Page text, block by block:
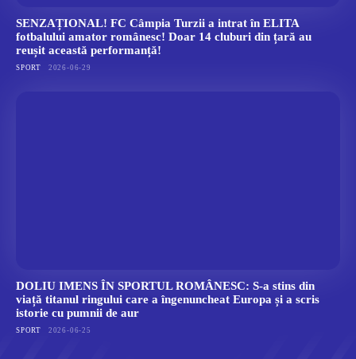
SENZAȚIONAL! FC Câmpia Turzii a intrat în ELITA
fotbalului amator românesc! Doar 14 cluburi din țară au
reușit această performanță!
SPORT 2026-06-29
DOLIU IMENS ÎN SPORTUL ROMÂNESC: S-a stins din
viață titanul ringului care a îngenuncheat Europa și a scris
istorie cu pumnii de aur
SPORT 2026-06-25